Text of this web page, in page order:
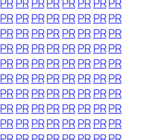
PRPRPRPRPRPR PRPR
PRPRPRPRPRPR PRPR
PRPRPRPRPRPR PRPR
PRPRPRPRPRPR PRPR
PRPRPRPRPRPR PRPR
PRPRPRPRPRPR PRPR
PRPRPRPRPRPR PRPR
PRPRPRPRPRPR PRPR